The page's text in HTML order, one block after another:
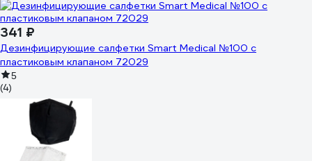
341 ₽
Дезинфицирующие салфетки Smart Medical №100 с
пластиковым клапаном 72029
5
(4)